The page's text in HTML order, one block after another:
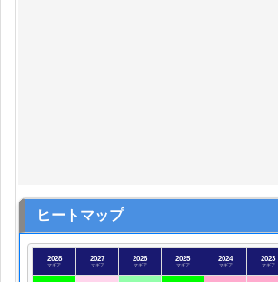
ヒートマップ
2028
マギア
2027
マギア
2026
マギア
2025
マギア
2024
マギア
2023
マギア